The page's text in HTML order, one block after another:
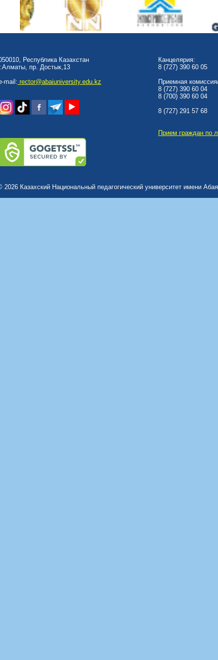
Республика Казахстан
пр. Достык,13
mail: rector@abaiuniversity.edu.kz
Канцелярия:
8 (727) 390 60 05
Приемная
8 (727) 390 60 04
8 (700) 390 60 04
8 (727) 291 57 68
Прием граждан по
2026 Казахский Национальный педагогический университет имени Абая